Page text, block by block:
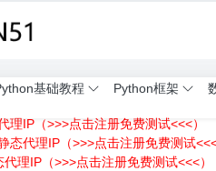
基础教程 Python框架
理IP（>>>点击注册免费测试<<<）
态代理IP（>>>点击注册免费测试<<<
理IP（>>>点击注册免费测试<<<）